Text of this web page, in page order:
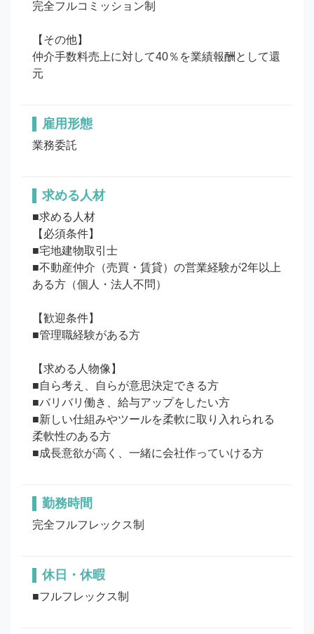
完全フルコミッション制
【その他】
仲介手数料売上に対して40％を業績報酬として還
元
雇用形態
業務委託
求める人材
■求める人材
【必須条件】
■宅地建物取引士
■不動産仲介（売買・賃貸）の営業経験が2年以上
ある方（個人・法人不問）
【歓迎条件】
■管理職経験がある方
【求める人物像】
■自ら考え、自らが意思決定できる方
■バリバリ働き、給与アップをしたい方
■新しい仕組みやツールを柔軟に取り入れられる
柔軟性のある方
勤務時間
完全フルフレックス制
休日・休暇